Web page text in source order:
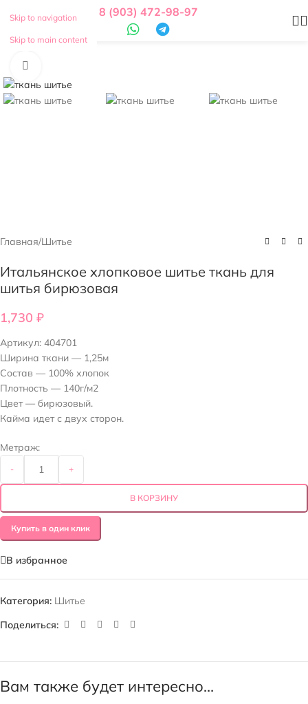
Skip to navigation
Skip to main content
8 (903) 472-98-97
Смотреть видео
Главная/Шитье
Итальянское хлопковое шитье ткань для
шитья бирюзовая
1,730 ₽
Артикул: 404701
Ширина ткани — 1,25м
Состав — 100% хлопок
Плотность — 140г/м2
Цвет — бирюзовый.
Кайма идет с двух сторон.
Метраж:
- +
В КОРЗИНУ
Купить в один клик
В избранное
Категория: Шитье
Поделиться:
Вам также будет интересно…